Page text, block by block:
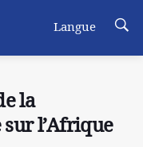
Langue
la
l’Afrique